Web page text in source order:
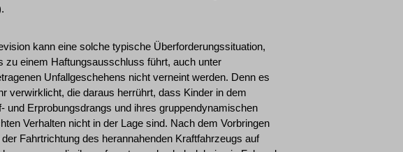
kann eine solche typische Überforderungssituation,
zu einem Haftungsausschluss führt, auch unter
Unfallgeschehens nicht verneint werden. Denn es
verwirklicht, die daraus herrührt, dass Kinder in dem
und Erprobungsdrangs und ihres gruppendynamischen
Verhalten nicht in der Lage sind. Nach dem Vorbringen
Fahrtrichtung des herannahenden Kraftfahrzeugs auf